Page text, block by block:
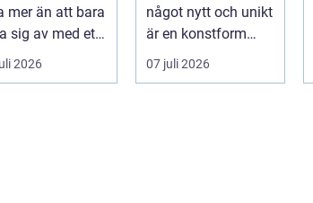
mer än att bara
sig av med ett
För många
2026
något nytt och unikt
är en konstform
som kombinerar
traditionel...
07 juli 2026